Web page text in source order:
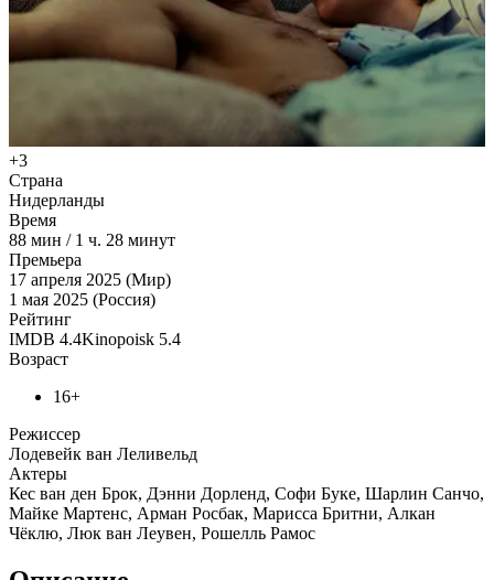
+3
Страна
Нидерланды
Время
88 мин / 1 ч. 28 минут
Премьера
17 апреля 2025 (Мир)
1 мая 2025 (Россия)
Рейтинг
IMDB 4.4Kinopoisk 5.4
Возраст
16+
Режиссер
Лодевейк ван Леливельд
Актеры
Кес ван ден Брок, Дэнни Дорленд, Софи Буке, Шарлин Санчо,
Майке Мартенс, Арман Росбак, Марисса Бритни, Алкан
Чёклю, Люк ван Леувен, Рошелль Рамос